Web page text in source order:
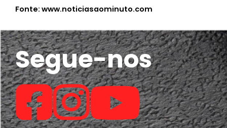
Fonte: www.noticiasaominuto.com
Segue-nos